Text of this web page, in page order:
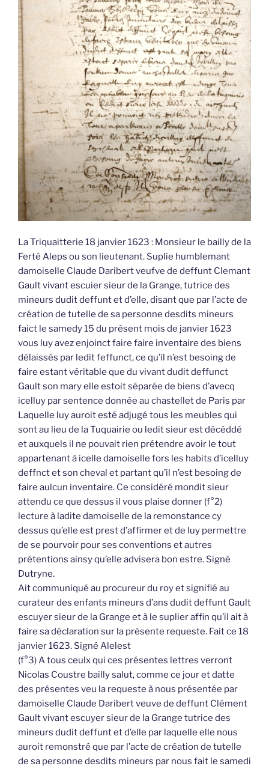
La Triquaitterie 18 janvier 1623 : Monsieur le bailly de la
Ferté Aleps ou son lieutenant. Suplie humblemant
damoiselle Claude Daribert veufve de deffunt Clemant
Gault vivant escuier sieur de la Grange, tutrice des
mineurs dudit deffunt et d’elle, disant que par l’acte de
création de tutelle de sa personne desdits mineurs
faict le samedy 15 du présent mois de janvier 1623
vous luy avez enjoinct faire faire inventaire des biens
délaissés par ledit feffunct, ce qu’il n’est besoing de
faire estant véritable que du vivant dudit deffunct
Gault son mary elle estoit séparée de biens d’avecq
icelluy par sentence donnée au chastellet de Paris par
Laquelle luy auroit esté adjugé tous les meubles qui
sont au lieu de la Tuquairie ou ledit sieur est décéddé
et auxquels il ne pouvait rien prétendre avoir le tout
appartenant à icelle damoiselle fors les habits d’icelluy
deffnct et son cheval et partant qu’il n’est besoing de
faire aulcun inventaire. Ce considéré mondit sieur
attendu ce que dessus il vous plaise donner (f°2)
lecture à ladite damoiselle de la remonstance cy
dessus qu’elle est prest d’affirmer et de luy permettre
de se pourvoir pour ses conventions et autres
prétentions ainsy qu’elle advisera bon estre. Signé
Dutryne.
Ait communiqué au procureur du roy et signifié au
curateur des enfants mineurs d’ans dudit deffunt Gault
escuyer sieur de la Grange et à le suplier affin qu’il ait à
faire sa déclaration sur la présente requeste. Fait ce 18
janvier 1623. Signé Alelest
(f°3) A tous ceulx qui ces présentes lettres verront
Nicolas Coustre bailly salut, comme ce jour et datte
des présentes veu la requeste à nous présentée par
damoiselle Claude Daribert veuve de deffunt Clément
Gault vivant escuyer sieur de la Grange tutrice des
mineurs dudit deffunt et d’elle par laquelle elle nous
auroit remonstré que par l’acte de création de tutelle
de sa personne desdits mineurs par nous fait le samedi